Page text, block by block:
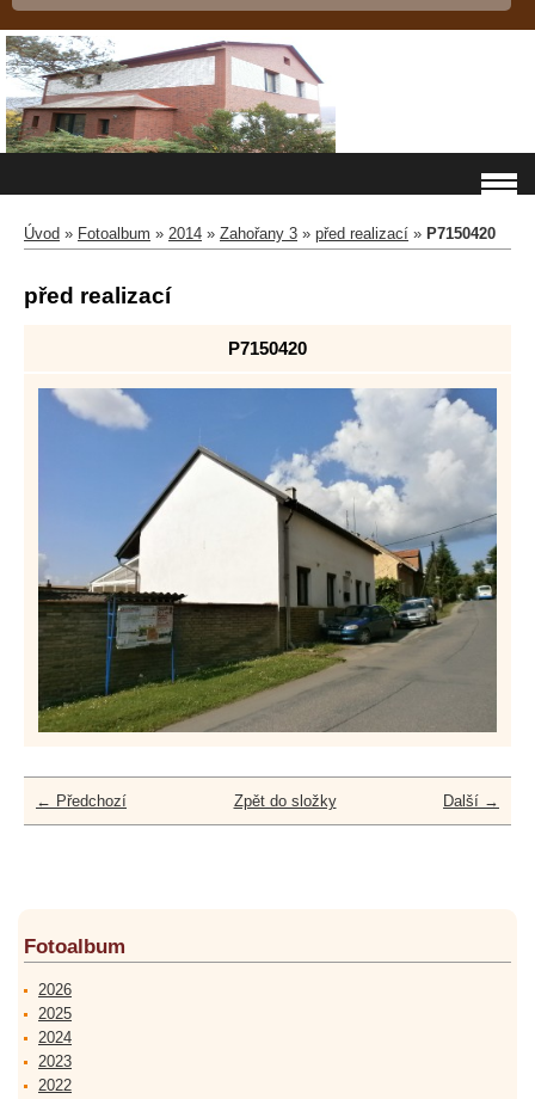
Úvod » Fotoalbum » 2014 » Zahořany 3 » před realizací » P7150420
před realizací
P7150420
← Předchozí Další →
Zpět do složky
Fotoalbum
2026
2025
2024
2023
2022